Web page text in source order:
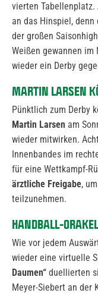
vierten
an das Hinspiel,
der großen
Weißen gewannen
wieder ein Derby
MARTIN LARSEN
Pünktlich zum Derby
Martin Larsen am
wieder mitwirken.
Innenbandes im
für eine Wettkampf-
ärztliche Freigabe,
teilzunehmen.
HANDBALL-
Wie vor jedem
wieder eine virtuelle
Daumen“ duellierten
Meyer-Siebert an der